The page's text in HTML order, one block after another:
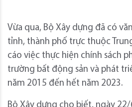
Vừa qua, Bộ Xây dựng đã có
tỉnh, thành phố trực thuộc
cáo việc thực hiện chính sách
trường bất động sản và phát
năm 2015 đến hết năm 2023.